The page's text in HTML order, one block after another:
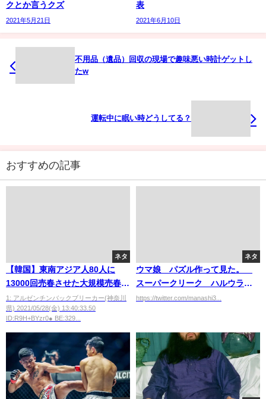
クとか言うクズ
2021年5月21日
表
2021年6月10日
不用品（遺品）回収の現場で趣味悪い時計ゲットし
たw
運転中に眠い時どうしてる？
おすすめの記事
ネタ
【韓国】東南アジア人80人に
13000回売春させた大規模売春組
織を摘発
1: アルゼンチンバックブリーカー(神奈川
県) 2021/05/28(金) 13:40:33.50
ID:R9H+BYzr0● BE:329...
ネタ
ウマ娘 パズル作って見た。
スーパークリーク ハルウラ
ラ ライスシャワー
https://twitter.com/manashi3...